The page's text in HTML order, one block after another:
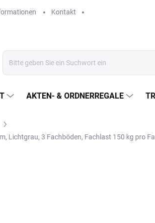
Kontakt
AKTEN- & ORDNERREGALE
Lichtgrau, 3 Fachböden, Fachlast 150 kg pro